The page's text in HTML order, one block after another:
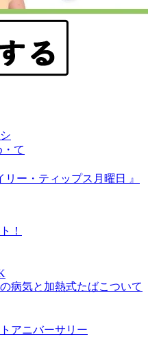
て
ー・ティップス月曜日 』
！
病気と加熱式たばこついて
アニバーサリー